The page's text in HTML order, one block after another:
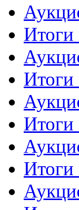
Итоги
Итоги
Итоги
Итоги